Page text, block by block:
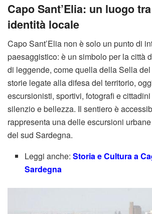
Capo Sant’Elia: un luogo
identità locale
Capo Sant’Elia non è solo un punto di
paesaggistico: è un simbolo per la città
di leggende, come quella della Sella
storie legate alla difesa del territorio,
escursionisti, sportivi, fotografi e
silenzio e bellezza. Il sentiero è
rappresenta una delle escursioni
del sud Sardegna.
Leggi anche:Storia e Cultura a
Sardegna